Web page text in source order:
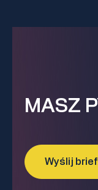
MASZ
Wyślij